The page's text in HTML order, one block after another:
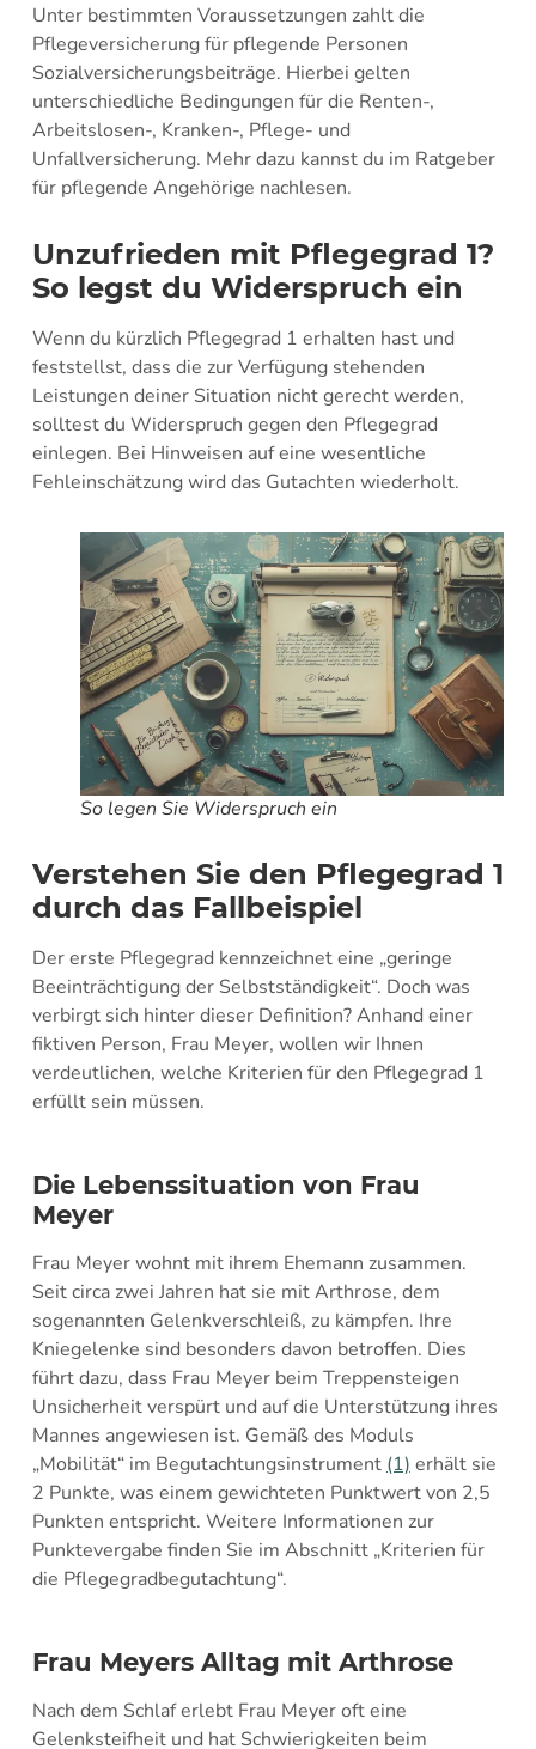
Unter bestimmten Voraussetzungen zahlt die
Pflegeversicherung für pflegende Personen
Sozialversicherungsbeiträge. Hierbei gelten
unterschiedliche Bedingungen für die Renten-,
Arbeitslosen-, Kranken-, Pflege- und
Unfallversicherung. Mehr dazu kannst du im Ratgeber
für pflegende Angehörige nachlesen.
Unzufrieden mit Pflegegrad 1?
So legst du Widerspruch ein
Wenn du kürzlich Pflegegrad 1 erhalten hast und
feststellst, dass die zur Verfügung stehenden
Leistungen deiner Situation nicht gerecht werden,
solltest du Widerspruch gegen den Pflegegrad
einlegen. Bei Hinweisen auf eine wesentliche
Fehleinschätzung wird das Gutachten wiederholt.
So legen Sie Widerspruch ein
Verstehen Sie den Pflegegrad 1
durch das Fallbeispiel
Der erste Pflegegrad kennzeichnet eine „geringe
Beeinträchtigung der Selbstständigkeit“. Doch was
verbirgt sich hinter dieser Definition? Anhand einer
fiktiven Person, Frau Meyer, wollen wir Ihnen
verdeutlichen, welche Kriterien für den Pflegegrad 1
erfüllt sein müssen.
Die Lebenssituation von Frau
Meyer
Frau Meyer wohnt mit ihrem Ehemann zusammen.
Seit circa zwei Jahren hat sie mit Arthrose, dem
sogenannten Gelenkverschleiß, zu kämpfen. Ihre
Kniegelenke sind besonders davon betroffen. Dies
führt dazu, dass Frau Meyer beim Treppensteigen
Unsicherheit verspürt und auf die Unterstützung ihres
Mannes angewiesen ist. Gemäß des Moduls
„Mobilität“ im Begutachtungsinstrument (1) erhält sie
2 Punkte, was einem gewichteten Punktwert von 2,5
Punkten entspricht. Weitere Informationen zur
Punktevergabe finden Sie im Abschnitt „Kriterien für
die Pflegegradbegutachtung“.
Frau Meyers Alltag mit Arthrose
Nach dem Schlaf erlebt Frau Meyer oft eine
Gelenksteifheit und hat Schwierigkeiten beim